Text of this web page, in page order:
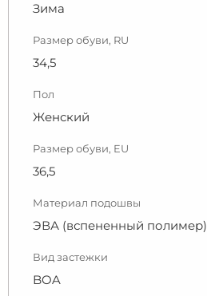
Зима
Размер обуви, RU
34,5
Пол
Женский
Размер обуви, EU
36,5
Материал подошвы
ЭВА (вспененный полимер)
Вид застежки
BOA